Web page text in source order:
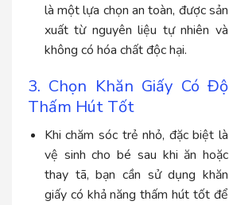
là một lựa chọn an toàn, được sản
xuất từ nguyên liệu tự nhiên và
không có hóa chất độc hại.
3. Chọn Khăn Giấy Có Độ
Thấm Hút Tốt
Khi chăm sóc trẻ nhỏ, đặc biệt là
vệ sinh cho bé sau khi ăn hoặc
thay tã, bạn cần sử dụng khăn
giấy có khả năng thấm hút tốt để